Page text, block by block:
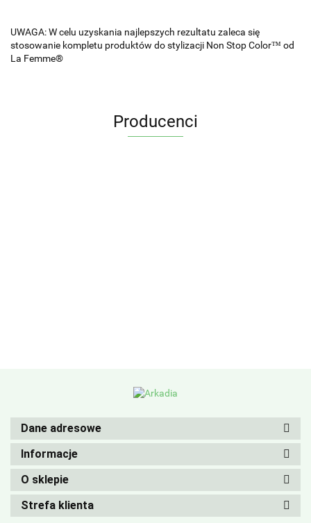
UWAGA: W celu uzyskania najlepszych rezultatu zaleca się
stosowanie kompletu produktów do stylizacji Non Stop Color™ od
La Femme®
Producenci
Dane adresowe
Informacje
O sklepie
Strefa klienta